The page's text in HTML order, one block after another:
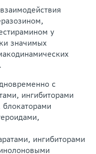
у
значимых
с
ингибиторами
ингибиторами